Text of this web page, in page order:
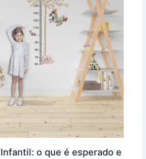
o que é esperado e